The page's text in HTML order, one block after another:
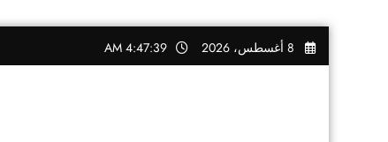
التجاوز
إلى
8 أغسطس، 2026 4:47:40 AM